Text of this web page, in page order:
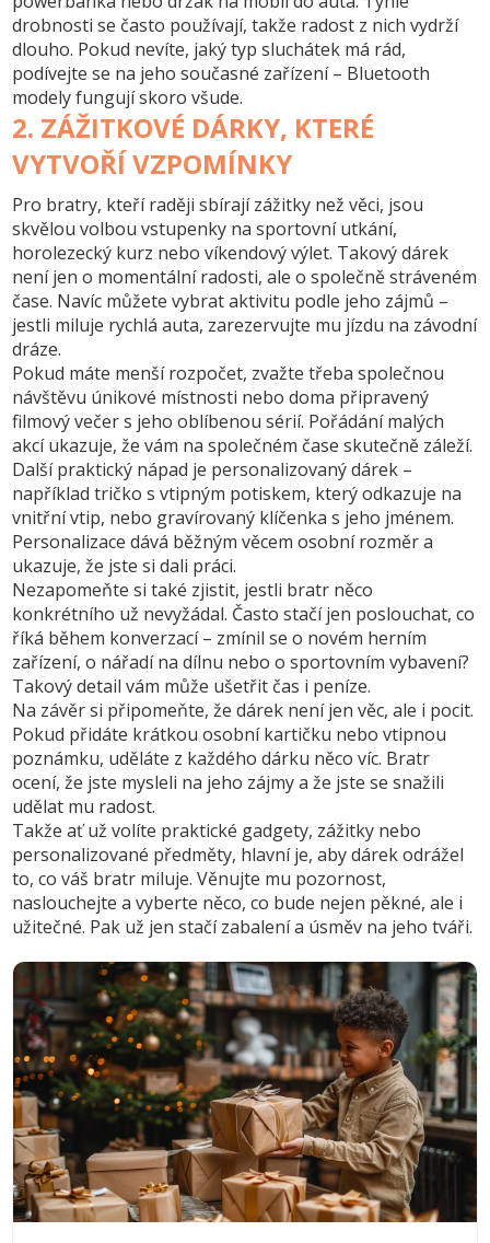
drobnosti se často používají, takže radost z nich vydrží
dlouho. Pokud nevíte, jaký typ sluchátek má rád,
podívejte se na jeho současné zařízení – Bluetooth
modely fungují skoro všude.
2. ZÁŽITKOVÉ DÁRKY, KTERÉ
VYTVOŘÍ VZPOMÍNKY
Pro bratry, kteří raději sbírají zážitky než věci, jsou
skvělou volbou vstupenky na sportovní utkání,
horolezecký kurz nebo víkendový výlet. Takový dárek
není jen o momentální radosti, ale o společně stráveném
čase. Navíc můžete vybrat aktivitu podle jeho zájmů –
jestli miluje rychlá auta, zarezervujte mu jízdu na závodní
dráze.
Pokud máte menší rozpočet, zvažte třeba společnou
návštěvu únikové místnosti nebo doma připravený
filmový večer s jeho oblíbenou sérií. Pořádání malých
akcí ukazuje, že vám na společném čase skutečně záleží.
Další praktický nápad je personalizovaný dárek –
například tričko s vtipným potiskem, který odkazuje na
vnitřní vtip, nebo gravírovaný klíčenka s jeho jménem.
Personalizace dává běžným věcem osobní rozměr a
ukazuje, že jste si dali práci.
Nezapomeňte si také zjistit, jestli bratr něco
konkrétního už nevyžádal. Často stačí jen poslouchat, co
říká během konverzací – zmínil se o novém herním
zařízení, o nářadí na dílnu nebo o sportovním vybavení?
Takový detail vám může ušetřit čas i peníze.
Na závěr si připomeňte, že dárek není jen věc, ale i pocit.
Pokud přidáte krátkou osobní kartičku nebo vtipnou
poznámku, uděláte z každého dárku něco víc. Bratr
ocení, že jste mysleli na jeho zájmy a že jste se snažili
udělat mu radost.
Takže ať už volíte praktické gadgety, zážitky nebo
personalizované předměty, hlavní je, aby dárek odrážel
to, co váš bratr miluje. Věnujte mu pozornost,
naslouchejte a vyberte něco, co bude nejen pěkné, ale i
užitečné. Pak už jen stačí zabalení a úsměv na jeho tváři.